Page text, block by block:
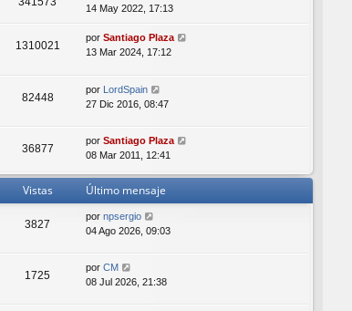
14 May 2022, 17:13
1310021
por Santiago Plaza
13 Mar 2024, 17:12
82448
por LordSpain
27 Dic 2016, 08:47
36877
por Santiago Plaza
08 Mar 2011, 12:41
Vistas Último mensaje
3827
por npsergio
04 Ago 2026, 09:03
1725
por CM
08 Jul 2026, 21:38